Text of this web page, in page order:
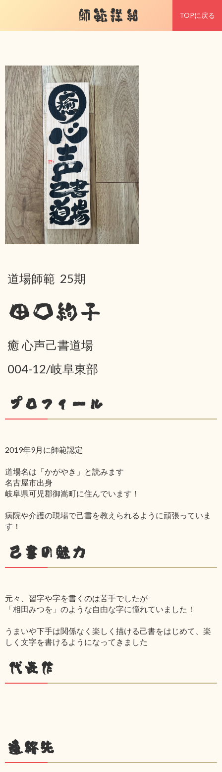
師範詳細 TOPに戻る
道場師範 25期
田口絢子
癒 心声己書道場
004-12/岐阜東部
プロフィール
2019年9月に師範認定
道場名は「かがやき」と読みます
名古屋市出身
岐阜県可児郡御嵩町に住んでいます！
病院や介護の現場で己書を教えられるように頑張っていま
す！
己書の魅力
元々、習字や字を書くのは苦手でしたが
「相田みつを」のような自由な字に憧れていました！
うまいや下手は関係なく楽しく描ける己書をはじめて、楽
しく文字を書けるようになってきました
代表作
連絡先